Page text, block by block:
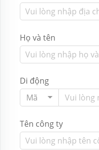
Họ và tên
Di động
Mã
Tên công ty